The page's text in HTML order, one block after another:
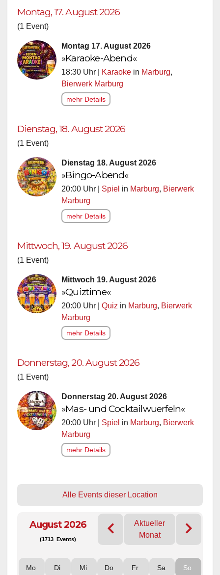
Montag, 17. August 2026
(1 Event)
Montag 17. August 2026
»Karaoke-Abend«
18:30 Uhr | Karaoke in Marburg,
Bierwerk Marburg
mehr Details
Dienstag, 18. August 2026
(1 Event)
Dienstag 18. August 2026
»Bingo-Abend«
20:00 Uhr | Spiel in Marburg, Bierwerk
Marburg
mehr Details
Mittwoch, 19. August 2026
(1 Event)
Mittwoch 19. August 2026
»Quiztime«
20:00 Uhr | Quiz in Marburg, Bierwerk
Marburg
mehr Details
Donnerstag, 20. August 2026
(1 Event)
Donnerstag 20. August 2026
»Mas- und Cocktailwuerfeln«
20:00 Uhr | Spiel in Marburg, Bierwerk
Marburg
mehr Details
Alle Events dieser Location
August 2026
(1713 Events)
Aktueller
Monat
Mo Di Mi Do Fr Sa So